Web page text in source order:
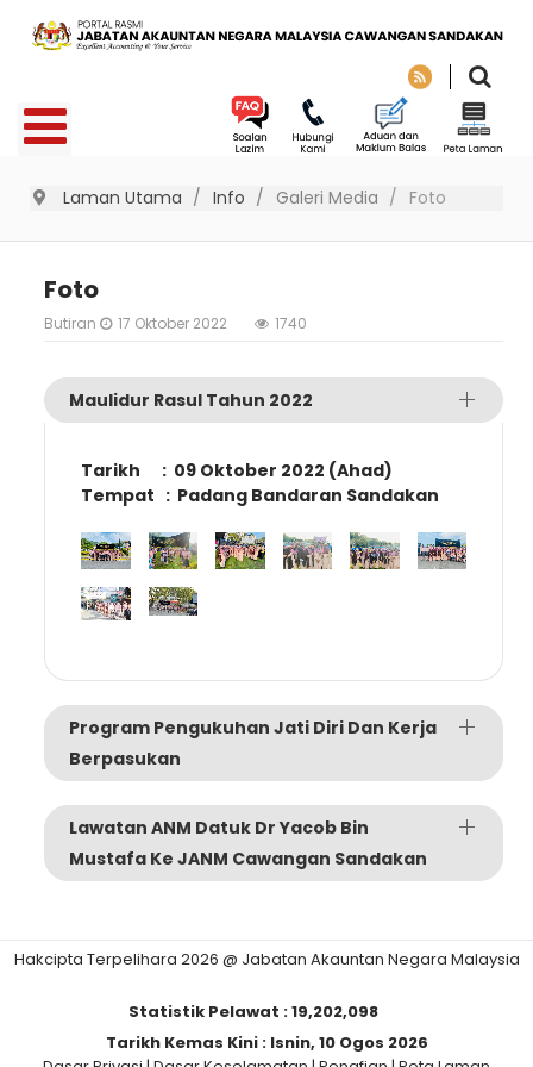
Laman Utama Info Galeri Media Foto
Foto
Butiran 17 Oktober 2022 1740
Maulidur Rasul Tahun 2022
Tarikh : 09 Oktober 2022 (Ahad)
Tempat : Padang Bandaran Sandakan
Program Pengukuhan Jati Diri Dan Kerja
Berpasukan
Lawatan ANM Datuk Dr Yacob Bin
Mustafa Ke JANM Cawangan Sandakan
Hakcipta Terpelihara 2026 @ Jabatan Akauntan Negara Malaysia
Statistik Pelawat :19,202,098
Tarikh Kemas Kini : Isnin, 10 Ogos 2026